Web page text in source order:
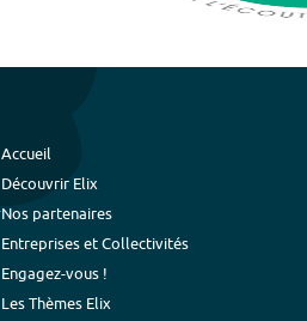
Accueil
Découvrir Elix
Nos partenaires
Entreprises et Collectivités
Engagez-vous !
Les Thèmes Elix